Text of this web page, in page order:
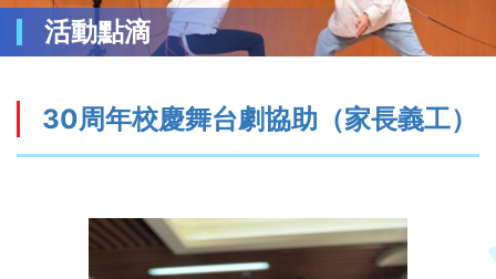
活動點滴
30周年校慶舞台劇協助（家長義工）